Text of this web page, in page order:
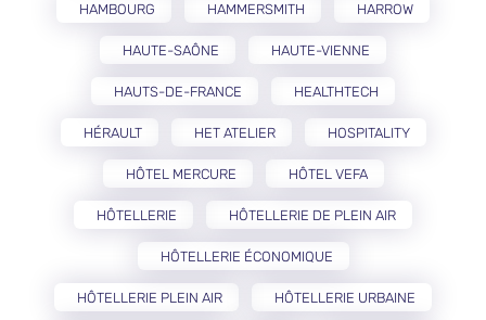
HAMBOURG HAMMERSMITH HARROW
HAUTE-SAÔNE HAUTE-VIENNE
HAUTS-DE-FRANCE HEALTHTECH
HÉRAULT HET ATELIER HOSPITALITY
HÔTEL MERCURE HÔTEL VEFA
HÔTELLERIE HÔTELLERIE DE PLEIN AIR
HÔTELLERIE ÉCONOMIQUE
HÔTELLERIE PLEIN AIR HÔTELLERIE URBAINE